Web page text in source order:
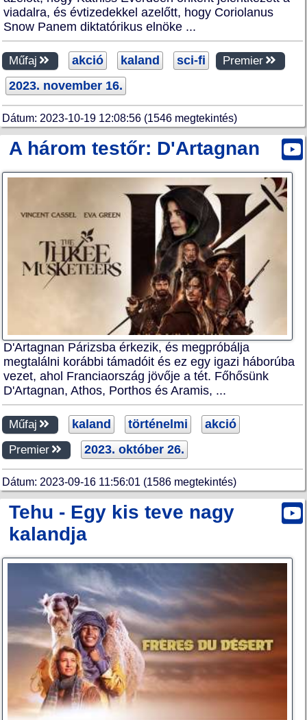
viadalra, és évtizedekkel azelőtt, hogy Coriolanus
Snow Panem diktatórikus elnöke ...
Műfaj akció kaland sci-fi Premier
2023. november 16.
Dátum: 2023-10-19 12:08:56 (1546 megtekintés)
A három testőr: D'Artagnan
D'Artagnan Párizsba érkezik, és megpróbálja
megtalálni korábbi támadóit és ez egy igazi háborúba
vezet, ahol Franciaország jövője a tét. Főhősünk
D'Artagnan, Athos, Porthos és Aramis, ...
Műfaj kaland történelmi akció
Premier 2023. október 26.
Dátum: 2023-09-16 11:56:01 (1586 megtekintés)
Tehu - Egy kis teve nagy
kalandja